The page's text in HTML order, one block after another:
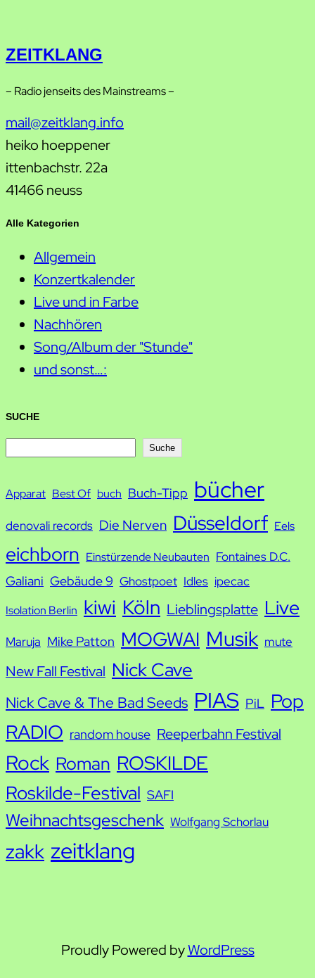
ZEITKLANG
– Radio jenseits des Mainstreams –
mail@zeitklang.info
heiko hoeppener
ittenbachstr. 22a
41466 neuss
Alle Kategorien
Allgemein
Konzertkalender
Live und in Farbe
Nachhören
Song/Album der "Stunde"
und sonst…:
SUCHE
c
Suche
Apparat Best Of buch Buch-Tipp bücher
denovali records Die Nerven Düsseldorf Eels
eichborn Einstürzende Neubauten Fontaines D.C.
Galiani Gebäude 9 Ghostpoet Idles ipecac
Isolation Berlin kiwi Köln Lieblingsplatte Live
Maruja Mike Patton MOGWAI Musik mute
New Fall Festival Nick Cave
Nick Cave & The Bad Seeds PIAS PiL Pop
RADIO random house Reeperbahn Festival
Rock Roman ROSKILDE
Roskilde-Festival SAFI
Weihnachtsgeschenk Wolfgang Schorlau
zakk zeitklang
Proudly Powered byWordPress